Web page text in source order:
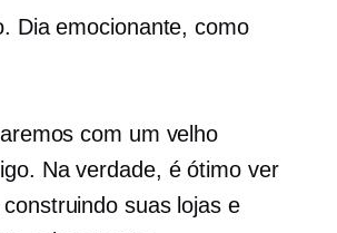
Dia emocionante, como
com um velho
Na verdade, é ótimo ver
suas lojas e